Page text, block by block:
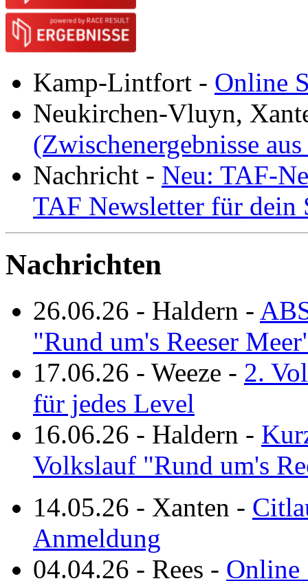
Kamp-Lintfort - Online
Neukirchen-Vluyn,
(Zwischenergebnisse
Nachricht - Neu: TAF-
TAF Newsletter für dein
Nachrichten
26.06.26 - Haldern -
"Rund um's Reeser
17.06.26 - Weeze - 2.
für jedes Level
16.06.26 - Haldern -
Volkslauf "Rund um's
14.05.26 - Xanten -
Anmeldung
04.04.26 - Rees - Online